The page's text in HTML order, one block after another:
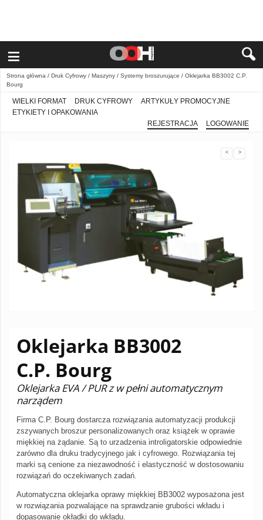
≡
Strona główna / Druk Cyfrowy / Maszyny / Systemy broszurujące / Oklejarka BB3002 C.P.
Bourg
WIELKI FORMAT DRUK CYFROWY
ARTYKUŁY PROMOCYJNE
ETYKIETY I OPAKOWANIA
REJESTRACJA
LOGOWANIE
< >
Oklejarka BB3002
C.P. Bourg
Oklejarka EVA / PUR z w pełni automatycznym
narządem
Firma C.P. Bourg dostarcza rozwiązania automatyzacji produkcji
zszywanych broszur personalizowanych oraz książek w oprawie
miękkiej na żądanie. Są to urzadzenia introligatorskie odpowiednie
zarówno dla druku tradycyjnego jak i cyfrowego. Rozwiązania tej
marki są cenione za niezawodność i elastyczność w dostosowaniu
rozwiązań do oczekiwanych zadań.
Automatyczna oklejarka oprawy miękkiej BB3002 wyposażona jest
w rozwiązania pozwalające na sprawdzanie grubości wkładu i
dopasowanie okładki do wkładu.